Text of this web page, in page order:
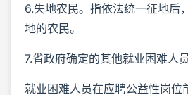
6.失地农民。指依法统一征地后
地的农民。
7.省政府确定的其他就业困难人员
就业困难人员在应聘公益性岗位